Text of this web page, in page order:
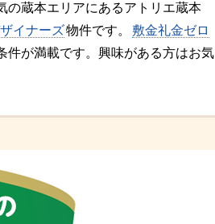
の蔵本エリアにあるアトリエ蔵本
イナーズ物件です。
敷金礼金ゼロ
件が満載です。興味がある方はお気